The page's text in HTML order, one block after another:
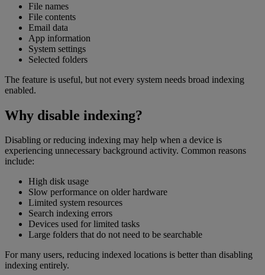
File names
File contents
Email data
App information
System settings
Selected folders
The feature is useful, but not every system needs broad indexing
enabled.
Why disable indexing?
Disabling or reducing indexing may help when a device is
experiencing unnecessary background activity. Common reasons
include:
High disk usage
Slow performance on older hardware
Limited system resources
Search indexing errors
Devices used for limited tasks
Large folders that do not need to be searchable
For many users, reducing indexed locations is better than disabling
indexing entirely.